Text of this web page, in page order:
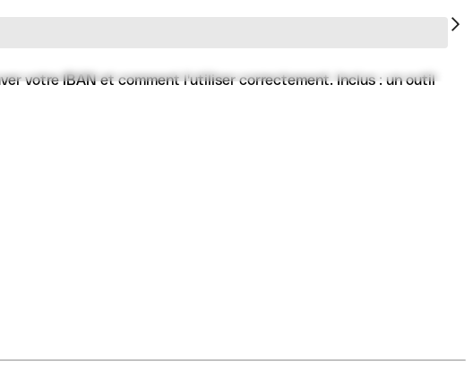
votre IBAN et comment l'utiliser correctement. Inclus : un outil